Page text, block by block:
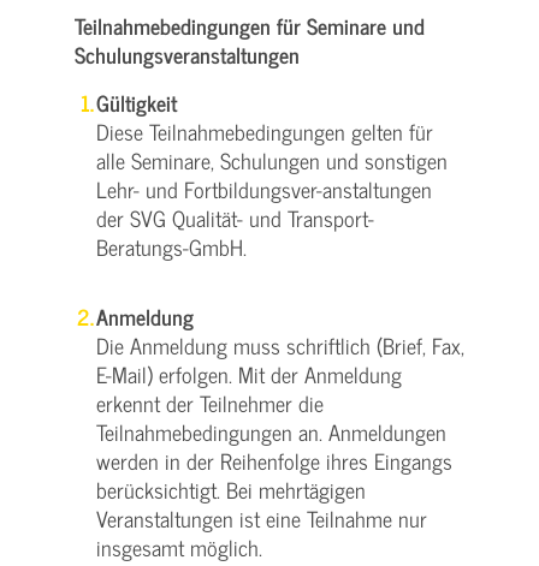
Teilnahmebedingungen für Seminare und
Schulungsveranstaltungen
Gültigkeit
Diese Teilnahmebedingungen gelten für
alle Seminare, Schulungen und sonstigen
Lehr- und Fortbildungsver-anstaltungen
der SVG Qualität- und Transport-
Beratungs-GmbH.
Anmeldung
Die Anmeldung muss schriftlich (Brief, Fax,
E-Mail) erfolgen. Mit der Anmeldung
erkennt der Teilnehmer die
Teilnahmebedingungen an. Anmeldungen
werden in der Reihenfolge ihres Eingangs
berücksichtigt. Bei mehrtägigen
Veranstaltungen ist eine Teilnahme nur
insgesamt möglich.